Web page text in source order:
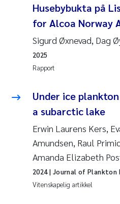
Chiara Consolaro
Frode Sundnes
Ian Allan
Bert van Bavel
Marianne Mosberg
Kathinka Fürst
Husebybukta på
for Alcoa Norway
Sigurd Øxnevad, Dag
Rapport
2025
Under ice
a subarctic lake
Erwin Laurens Kers,
Amundsen, Raul
Amanda Elizabeth
Vitenskapelig artikkel
2024| Journal of Plankton